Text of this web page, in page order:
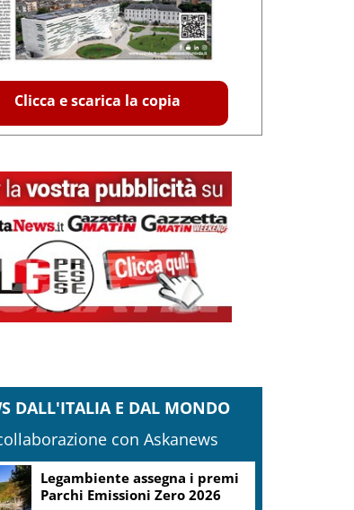
Clicca e scarica la copia
DALL'ITALIA E DAL MONDO
con Askanews
Canottaggio, Alizee Ribolzi
campione del mondo U19 nel